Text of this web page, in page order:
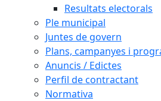
Resultats electorals
Ple municipal
Juntes de govern
Plans, campanyes i
Anuncis / Edictes
Perfil de contractant
Normativa